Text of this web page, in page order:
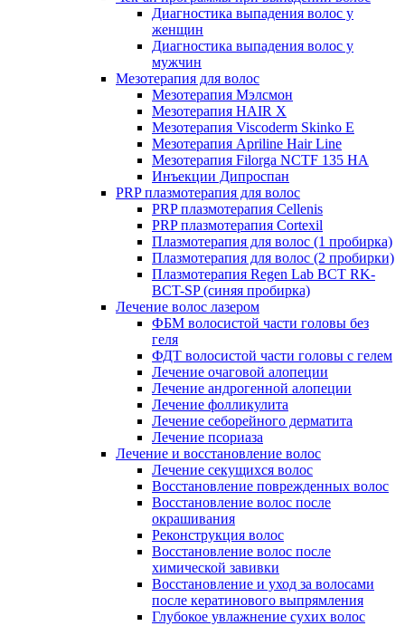
Диагностика выпадения волос у
женщин
Диагностика выпадения волос у
мужчин
Мезотерапия для волос
Мезотерапия Мэлсмон
Мезотерапия HAIR X
Мезотерапия Viscoderm Skinko E
Мезотерапия Apriline Hair Line
Мезотерапия Filorga NCTF 135 HA
Инъекции Дипроспан
PRP плазмотерапия для волос
PRP плазмотерапия Cellenis
PRP плазмотерапия Cortexil
Плазмотерапия для волос (1 пробирка)
Плазмотерапия для волос (2 пробирки)
Плазмотерапия Regen Lab BCT RK-
BCT-SP (синяя пробирка)
Лечение волос лазером
ФБМ волосистой части головы без
геля
ФДТ волосистой части головы с гелем
Лечение очаговой алопеции
Лечение андрогенной алопеции
Лечение фолликулита
Лечение себорейного дерматита
Лечение псориаза
Лечение и восстановление волос
Лечение секущихся волос
Восстановление поврежденных волос
Восстановление волос после
окрашивания
Реконструкция волос
Восстановление волос после
химической завивки
Восстановление и уход за волосами
после кератинового выпрямления
Глубокое увлажнение сухих волос